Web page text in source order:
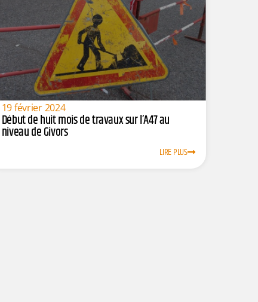
19 février 2024
Début de huit mois de travaux sur l’A47 au
niveau de Givors
LIRE PLUS